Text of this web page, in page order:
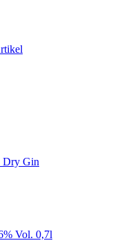
Dry Gin
Vol. 0,7l